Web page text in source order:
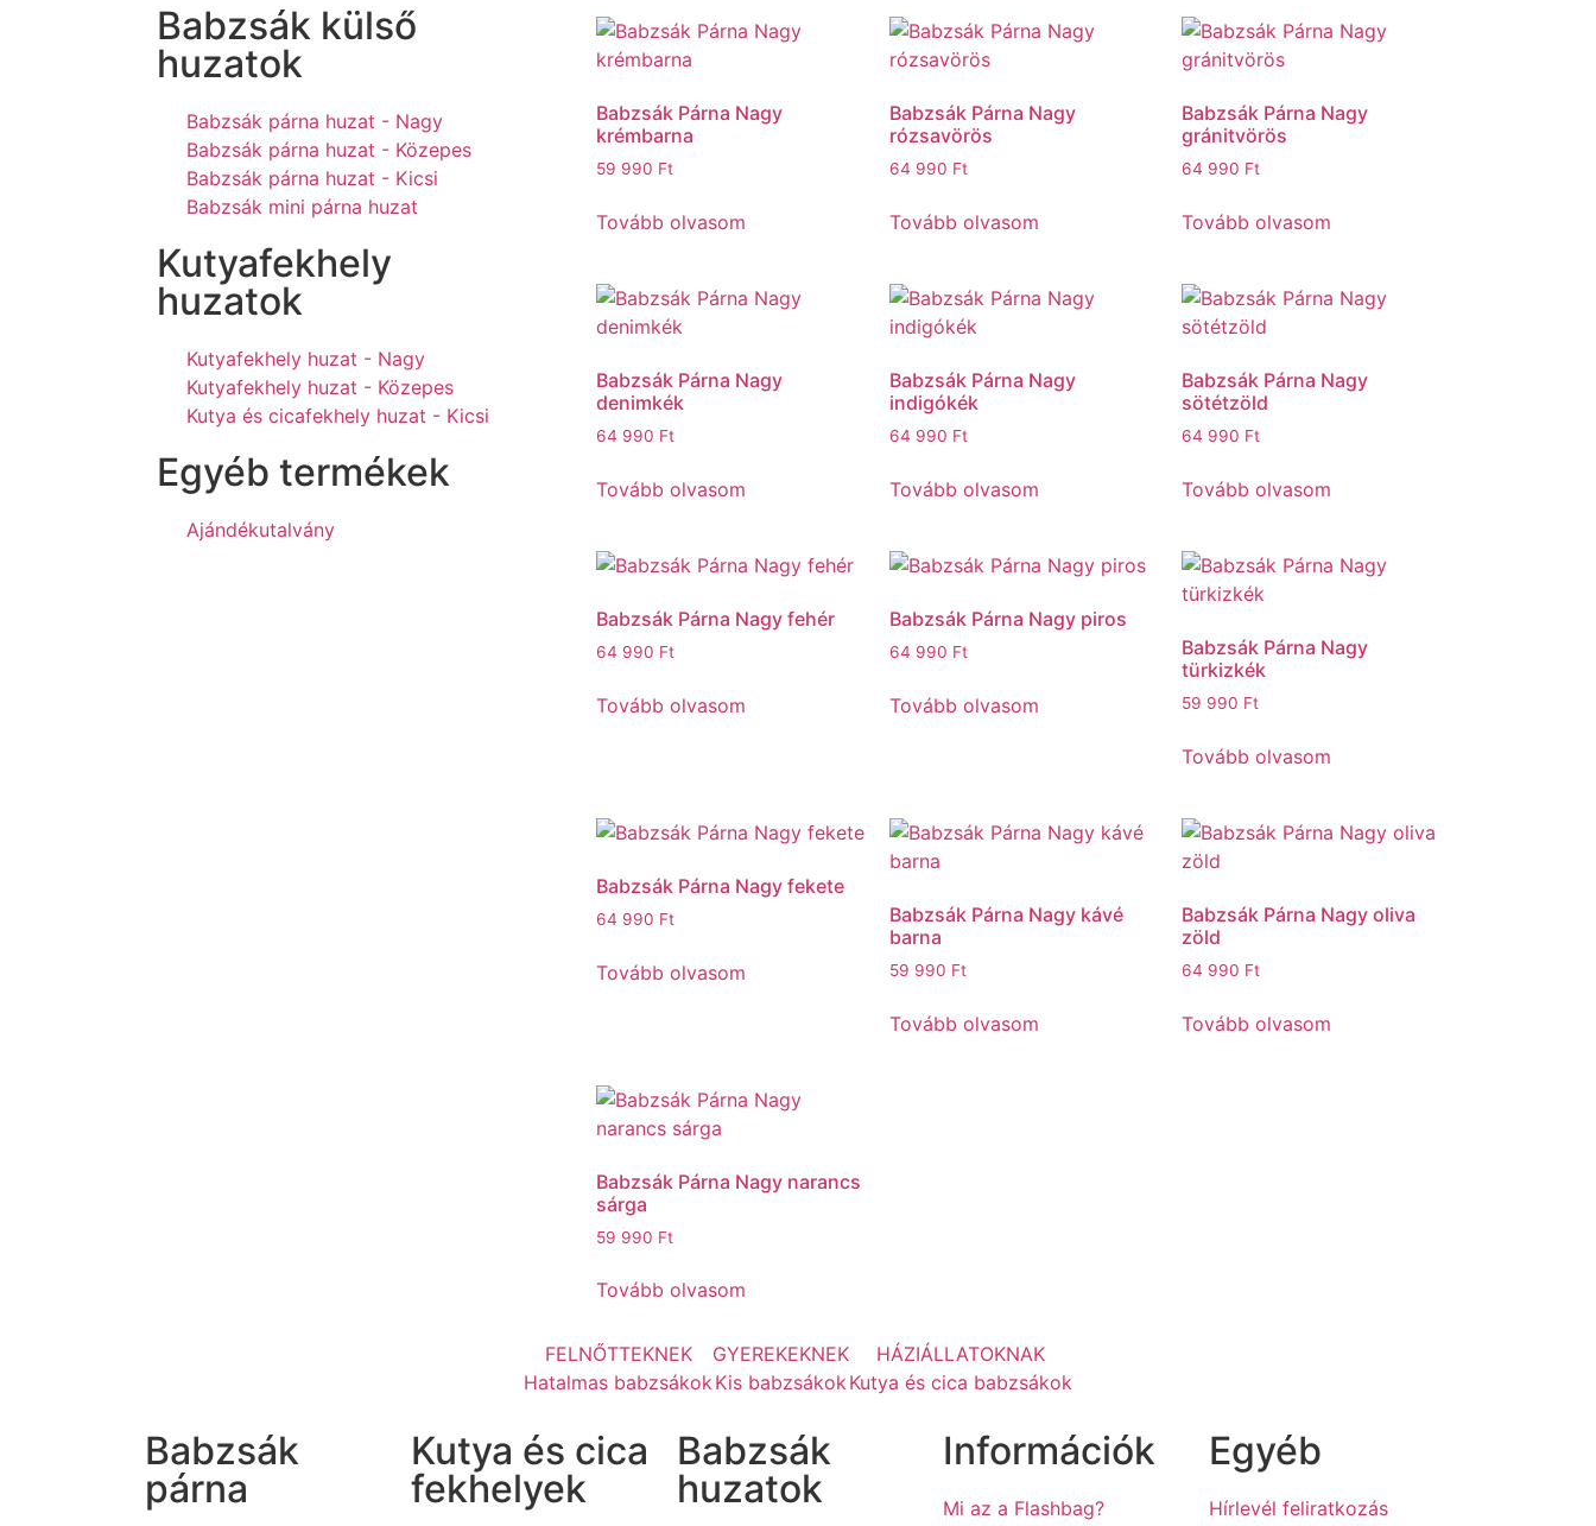
Babzsák külső
huzatok
Babzsák párna huzat - Nagy
Babzsák párna huzat - Közepes
Babzsák párna huzat - Kicsi
Babzsák mini párna huzat
Kutyafekhely
huzatok
Kutyafekhely huzat - Nagy
Kutyafekhely huzat - Közepes
Kutya és cicafekhely huzat - Kicsi
Egyéb termékek
Ajándékutalvány
Babzsák Párna Nagy
krémbarna
59 990 Ft
Tovább olvasom
Babzsák Párna Nagy
rózsavörös
64 990 Ft
Tovább olvasom
Babzsák Párna Nagy
gránitvörös
64 990 Ft
Tovább olvasom
Babzsák Párna Nagy
denimkék
64 990 Ft
Tovább olvasom
Babzsák Párna Nagy
indigókék
64 990 Ft
Tovább olvasom
Babzsák Párna Nagy
sötétzöld
64 990 Ft
Tovább olvasom
Babzsák Párna Nagy fehér
64 990 Ft
Tovább olvasom
Babzsák Párna Nagy piros
64 990 Ft
Tovább olvasom
Babzsák Párna Nagy
türkizkék
59 990 Ft
Tovább olvasom
Babzsák Párna Nagy fekete
64 990 Ft
Tovább olvasom
Babzsák Párna Nagy kávé
barna
59 990 Ft
Tovább olvasom
Babzsák Párna Nagy oliva
zöld
64 990 Ft
Tovább olvasom
Babzsák Párna Nagy narancs
sárga
59 990 Ft
Tovább olvasom
FELNŐTTEKNEK
Hatalmas babzsákok
GYEREKEKNEK
Kis babzsákok
HÁZIÁLLATOKNAK
Kutya és cica babzsákok
Babzsák
párna
Kutya és cica
fekhelyek
Babzsák
huzatok
Információk
Mi az a Flashbag?
Egyéb
Hírlevél feliratkozás